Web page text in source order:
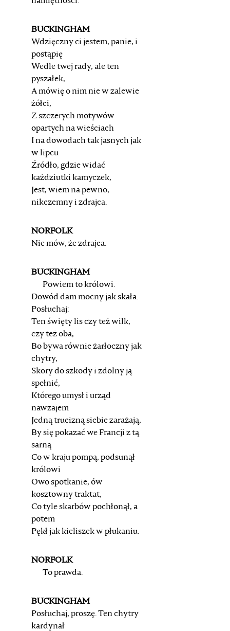
BUCKINGHAM
Wdzięczny ci jestem, panie, i
postąpię
Wedle twej rady, ale ten
pyszałek,
A mówię o nim nie w zalewie
żółci,
Z szczerych motywów
opartych na wieściach
I na dowodach tak jasnych jak
w lipcu
Źródło, gdzie widać
każdziutki kamyczek,
Jest, wiem na pewno,
nikczemny i zdrajca.
NORFOLK
Nie mów, że zdrajca.
BUCKINGHAM
Powiem to królowi.
Dowód dam mocny jak skała.
Posłuchaj:
Ten święty lis czy też wilk,
czy też oba,
Bo bywa równie żarłoczny jak
chytry,
Skory do szkody i zdolny ją
spełnić,
Którego umysł i urząd
nawzajem
Jedną trucizną siebie zarażają,
By się pokazać we Francji z tą
sarną
Co w kraju pompą, podsunął
królowi
Owo spotkanie, ów
kosztowny traktat,
Co tyle skarbów pochłonął, a
potem
Pękł jak kieliszek w płukaniu.
NORFOLK
To prawda.
BUCKINGHAM
Posłuchaj, proszę. Ten chytry
kardynał